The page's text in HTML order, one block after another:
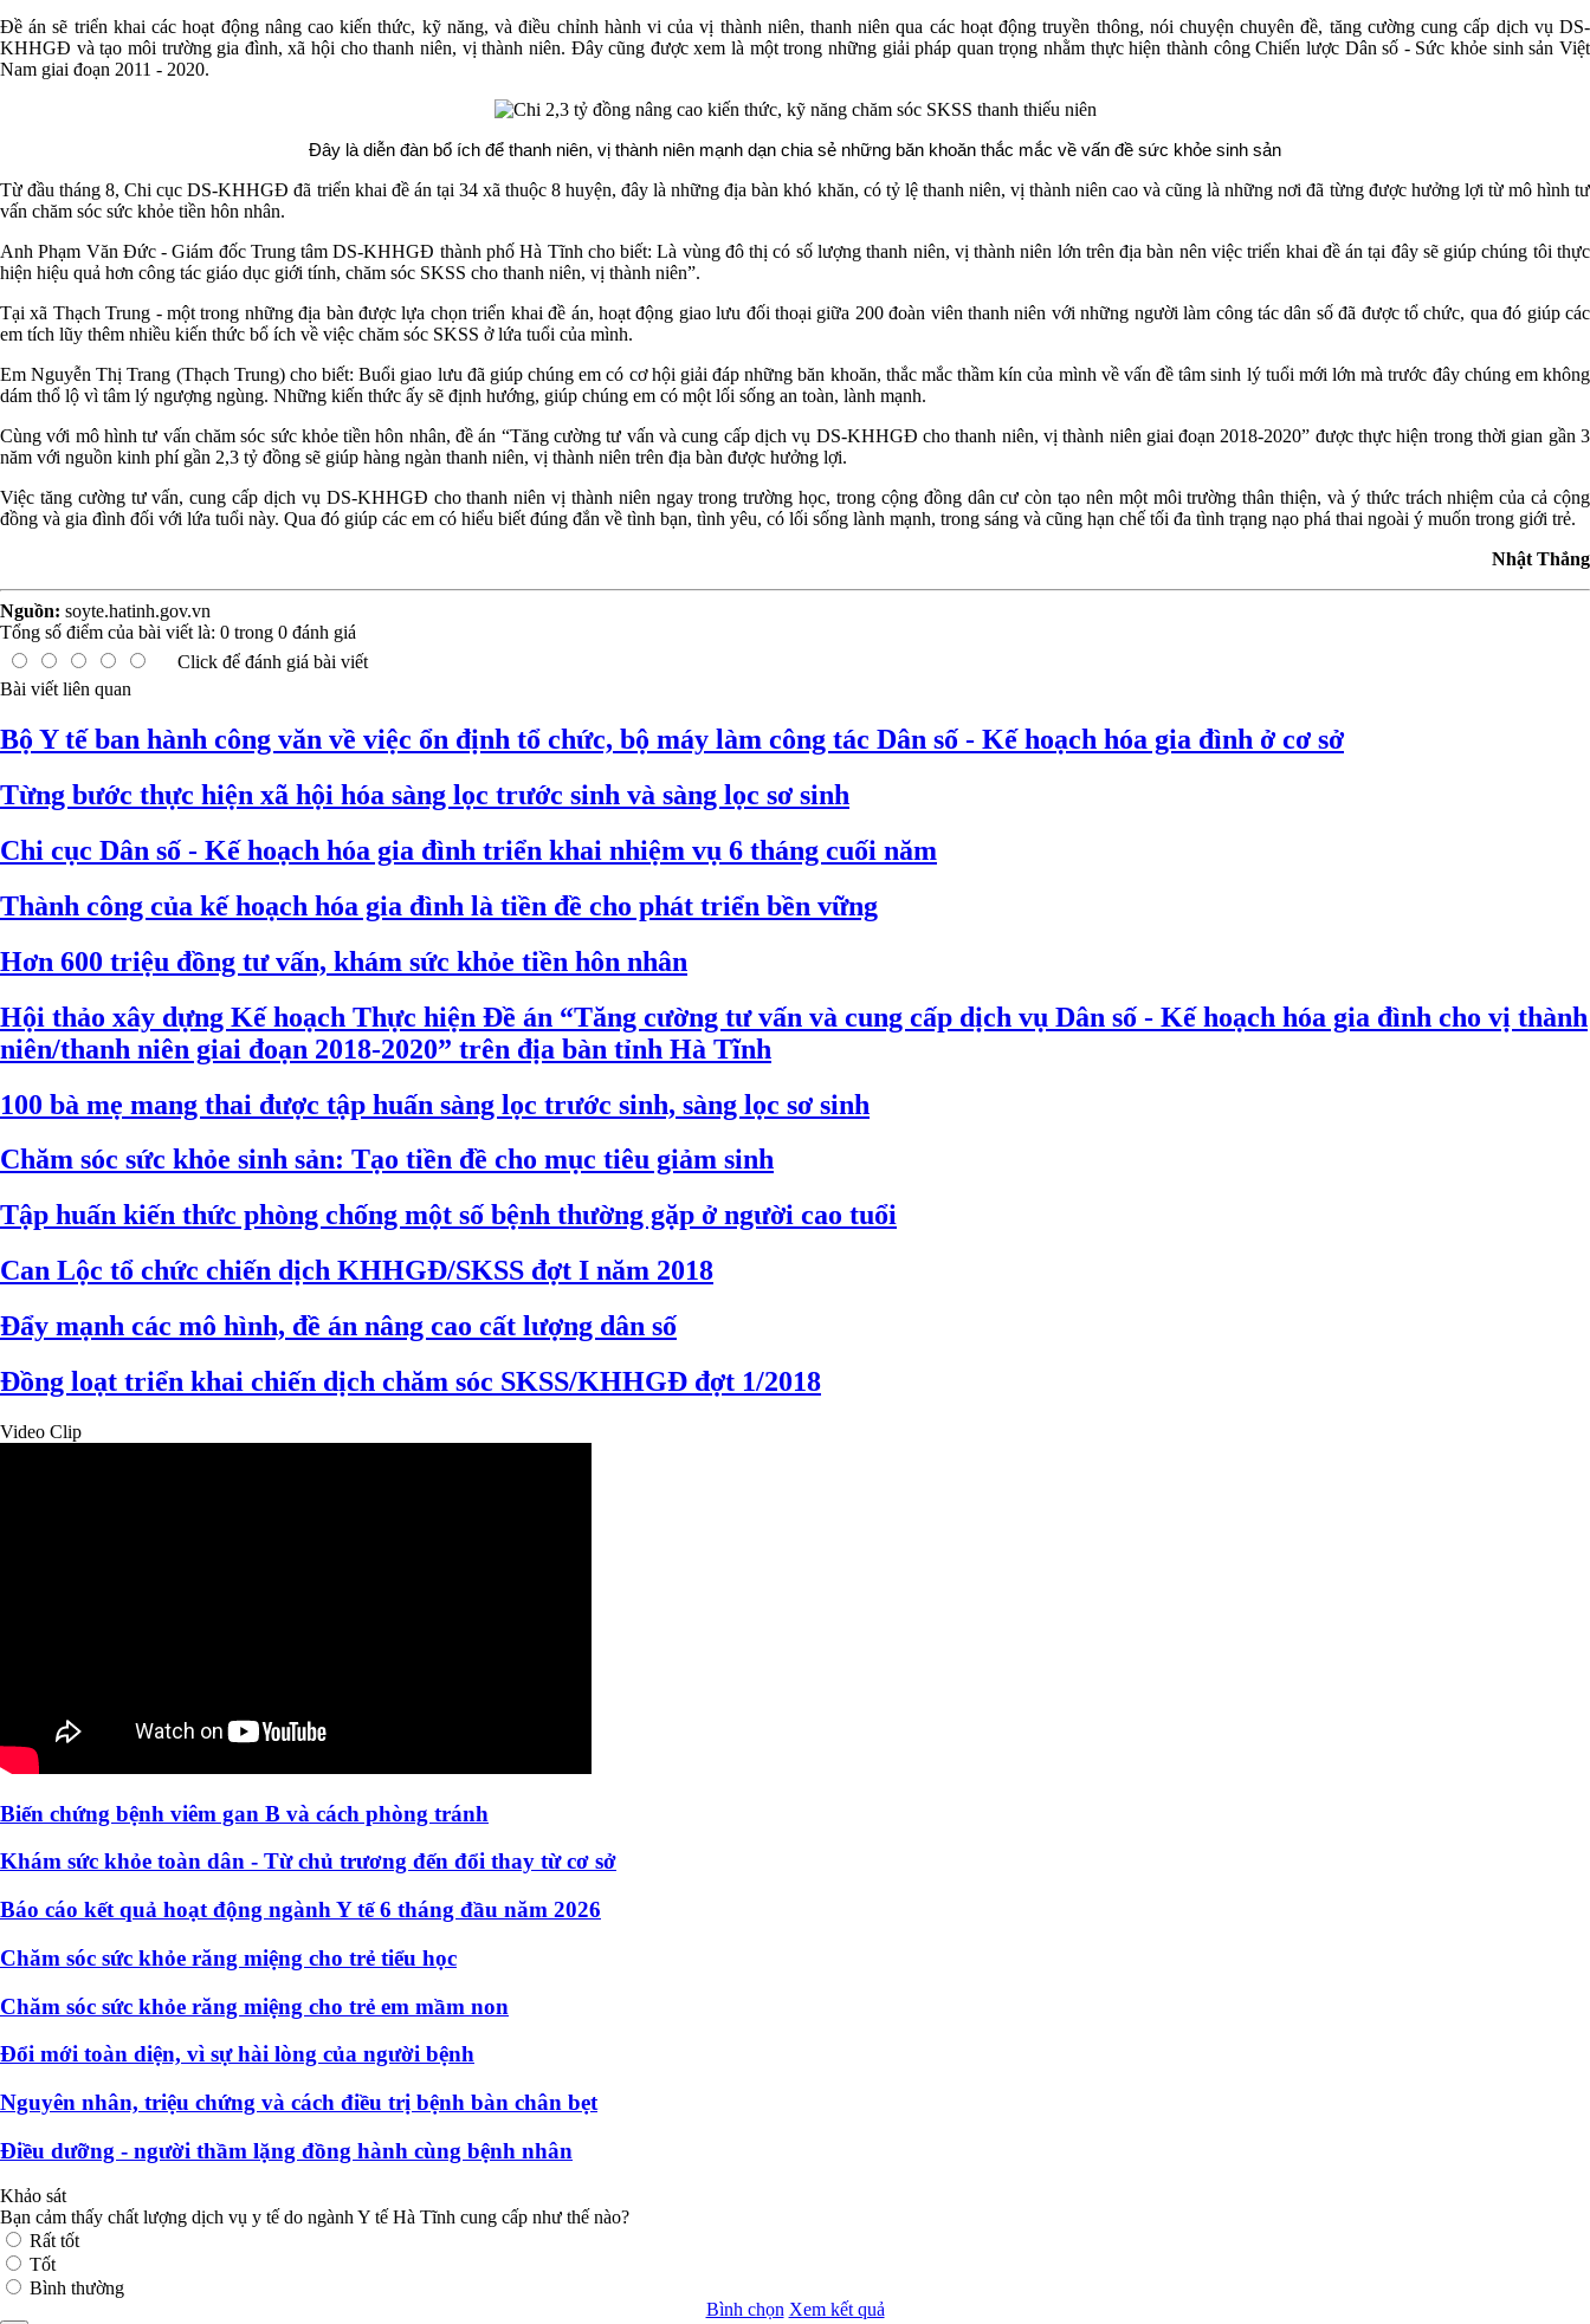
Đề án sẽ triển khai các hoạt động nâng cao kiến thức, kỹ năng, và điều chỉnh hành vi của vị thành niên, thanh niên qua các hoạt động truyền thông, nói chuyện chuyên đề, tăng cường cung cấp dịch vụ DS-
KHHGĐ và tạo môi trường gia đình, xã hội cho thanh niên, vị thành niên. Đây cũng được xem là một trong những giải pháp quan trọng nhằm thực hiện thành công Chiến lược Dân số - Sức khỏe sinh sản Việt
Nam giai đoạn 2011 - 2020.
Đây là diễn đàn bổ ích để thanh niên, vị thành niên mạnh dạn chia sẻ những băn khoăn thắc mắc về vấn đề sức khỏe sinh sản
Từ đầu tháng 8, Chi cục DS-KHHGĐ đã triển khai đề án tại 34 xã thuộc 8 huyện, đây là những địa bàn khó khăn, có tỷ lệ thanh niên, vị thành niên cao và cũng là những nơi đã từng được hưởng lợi từ mô hình tư
vấn chăm sóc sức khỏe tiền hôn nhân.
Anh Phạm Văn Đức - Giám đốc Trung tâm DS-KHHGĐ thành phố Hà Tĩnh cho biết: Là vùng đô thị có số lượng thanh niên, vị thành niên lớn trên địa bàn nên việc triển khai đề án tại đây sẽ giúp chúng tôi thực
hiện hiệu quả hơn công tác giáo dục giới tính, chăm sóc SKSS cho thanh niên, vị thành niên”.
Tại xã Thạch Trung - một trong những địa bàn được lựa chọn triển khai đề án, hoạt động giao lưu đối thoại giữa 200 đoàn viên thanh niên với những người làm công tác dân số đã được tổ chức, qua đó giúp các
em tích lũy thêm nhiều kiến thức bổ ích về việc chăm sóc SKSS ở lứa tuổi của mình.
Em Nguyễn Thị Trang (Thạch Trung) cho biết: Buổi giao lưu đã giúp chúng em có cơ hội giải đáp những băn khoăn, thắc mắc thầm kín của mình về vấn đề tâm sinh lý tuổi mới lớn mà trước đây chúng em không
dám thổ lộ vì tâm lý ngượng ngùng. Những kiến thức ấy sẽ định hướng, giúp chúng em có một lối sống an toàn, lành mạnh.
Cùng với mô hình tư vấn chăm sóc sức khỏe tiền hôn nhân, đề án “Tăng cường tư vấn và cung cấp dịch vụ DS-KHHGĐ cho thanh niên, vị thành niên giai đoạn 2018-2020” được thực hiện trong thời gian gần 3
năm với nguồn kinh phí gần 2,3 tỷ đồng sẽ giúp hàng ngàn thanh niên, vị thành niên trên địa bàn được hưởng lợi.
Việc tăng cường tư vấn, cung cấp dịch vụ DS-KHHGĐ cho thanh niên vị thành niên ngay trong trường học, trong cộng đồng dân cư còn tạo nên một môi trường thân thiện, và ý thức trách nhiệm của cả cộng
đồng và gia đình đối với lứa tuổi này. Qua đó giúp các em có hiểu biết đúng đắn về tình bạn, tình yêu, có lối sống lành mạnh, trong sáng và cũng hạn chế tối đa tình trạng nạo phá thai ngoài ý muốn trong giới trẻ.
Nhật Thắng
Nguồn: soyte.hatinh.gov.vn
Tổng số điểm của bài viết là: 0 trong 0 đánh giá
Click để đánh giá bài viết
Bài viết liên quan
Bộ Y tế ban hành công văn về việc ổn định tổ chức, bộ máy làm công tác Dân số - Kế hoạch hóa gia đình ở cơ sở
Từng bước thực hiện xã hội hóa sàng lọc trước sinh và sàng lọc sơ sinh
Chi cục Dân số - Kế hoạch hóa gia đình triển khai nhiệm vụ 6 tháng cuối năm
Thành công của kế hoạch hóa gia đình là tiền đề cho phát triển bền vững
Hơn 600 triệu đồng tư vấn, khám sức khỏe tiền hôn nhân
Hội thảo xây dựng Kế hoạch Thực hiện Đề án “Tăng cường tư vấn và cung cấp dịch vụ Dân số - Kế hoạch hóa gia đình cho vị thành
niên/thanh niên giai đoạn 2018-2020” trên địa bàn tỉnh Hà Tĩnh
100 bà mẹ mang thai được tập huấn sàng lọc trước sinh, sàng lọc sơ sinh
Chăm sóc sức khỏe sinh sản: Tạo tiền đề cho mục tiêu giảm sinh
Tập huấn kiến thức phòng chống một số bệnh thường gặp ở người cao tuổi
Can Lộc tổ chức chiến dịch KHHGĐ/SKSS đợt I năm 2018
Đẩy mạnh các mô hình, đề án nâng cao cất lượng dân số
Đồng loạt triển khai chiến dịch chăm sóc SKSS/KHHGĐ đợt 1/2018
Video Clip
Biến chứng bệnh viêm gan B và cách phòng tránh
Khám sức khỏe toàn dân - Từ chủ trương đến đổi thay từ cơ sở
Báo cáo kết quả hoạt động ngành Y tế 6 tháng đầu năm 2026
Chăm sóc sức khỏe răng miệng cho trẻ tiểu học
Chăm sóc sức khỏe răng miệng cho trẻ em mầm non
Đổi mới toàn diện, vì sự hài lòng của người bệnh
Nguyên nhân, triệu chứng và cách điều trị bệnh bàn chân bẹt
Điều dưỡng - người thầm lặng đồng hành cùng bệnh nhân
Khảo sát
Bạn cảm thấy chất lượng dịch vụ y tế do ngành Y tế Hà Tĩnh cung cấp như thế nào?
Rất tốt
Tốt
Bình thường
Bình chọn Xem kết quả